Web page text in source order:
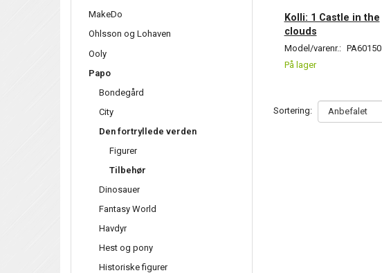
MakeDo
Ohlsson og Lohaven
Ooly
Papo
Bondegård
City
Den fortryllede verden
Figurer
Tilbehør
Dinosauer
Fantasy World
Havdyr
Hest og pony
Historiske figurer
Kolli: 1 Castle in the
clouds
Model/varenr.: PA60150
På lager
Sortering: